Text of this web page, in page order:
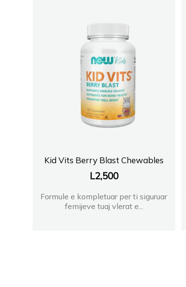
Kid Vits Berry Blast Chewables
L2,500
Formule e kompletuar per ti siguruar
femijeve tuaj vlerat e...